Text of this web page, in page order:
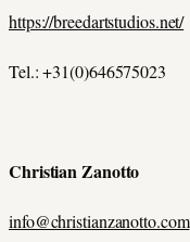
https://breedartstudios.net/
Tel.: +31(0)646575023
Christian Zanotto
info@christianzanotto.com